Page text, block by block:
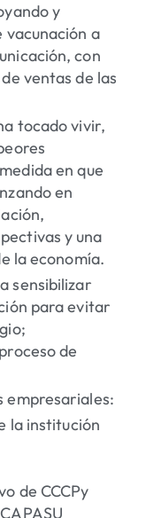
y
a
con
ventas de las
tocado vivir,
en que
en
y una
la economía.
sensibilizar
para evitar
de
empresariales:
la institución
de CCCPy